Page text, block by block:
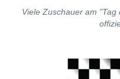
Viele Zuschauer am "Tag